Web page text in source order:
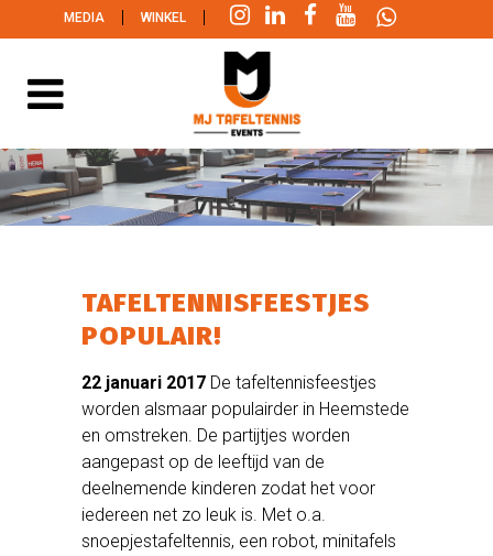
MEDIA | WINKEL |
TAFELTENNISFEESTJES
POPULAIR!
22 januari 2017 De tafeltennisfeestjes
worden alsmaar populairder in Heemstede
en omstreken. De partijtjes worden
aangepast op de leeftijd van de
deelnemende kinderen zodat het voor
iedereen net zo leuk is. Met o.a.
snoepjestafeltennis, een robot, minitafels